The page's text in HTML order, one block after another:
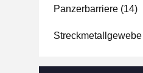
Panzerbarriere (14)
Streckmetallgewebe